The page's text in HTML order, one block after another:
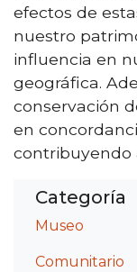
efectos de
nuestro
influencia en
geográfica.
conservación
en
contribuyendo
Categoría
Museo
Comunitario